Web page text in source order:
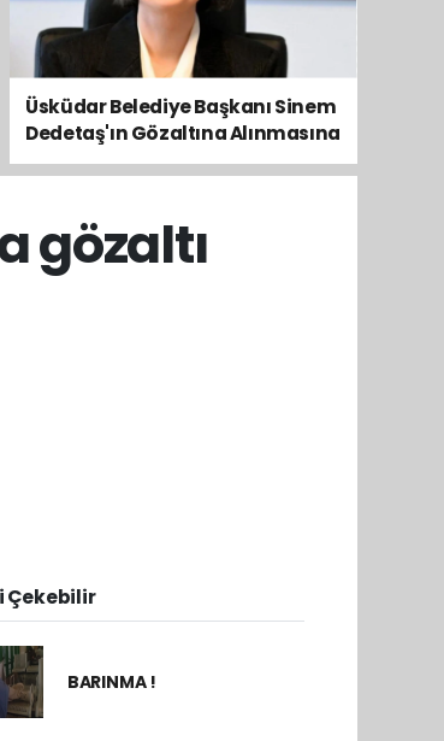
Üsküdar Belediye Başkanı Sinem
Dedetaş'ın Gözaltına Alınmasına
Kamuoyundan Ve Siyasetten
gözaltı
Çekebilir
BARINMA !